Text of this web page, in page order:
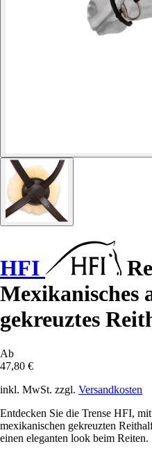
HFI
Mexikanisches
gekreuztes
Ab
47,80 €
inkl. MwSt. zzgl. Versandkosten
Entdecken Sie die Trense HFI,
mexikanischen gekreuzten
einen eleganten look beim Reiten.